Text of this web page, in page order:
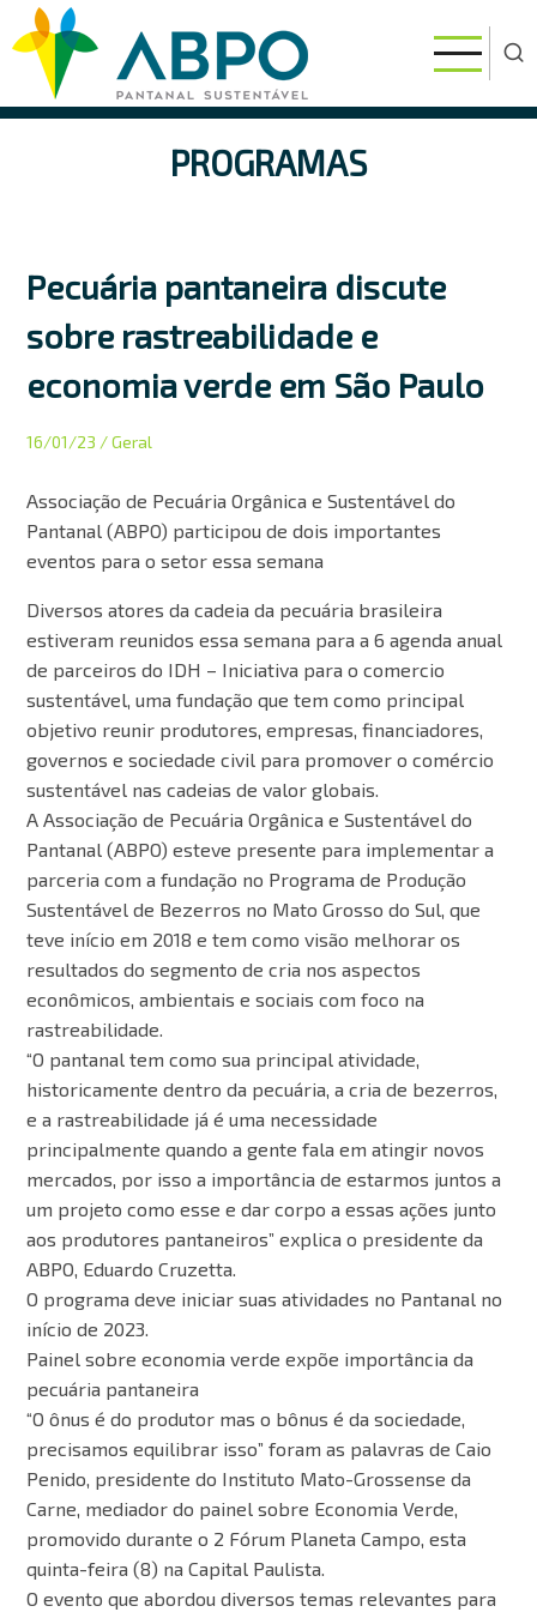
Pular
para
conteúdo
PROGRAMAS
Pecuária pantaneira discute
sobre rastreabilidade e
economia verde em São Paulo
16/01/23 / Geral
Associação de Pecuária Orgânica e Sustentável do
Pantanal (ABPO) participou de dois importantes
eventos para o setor essa semana
Diversos atores da cadeia da pecuária brasileira
estiveram reunidos essa semana para a 6 agenda anual
de parceiros do IDH – Iniciativa para o comercio
sustentável, uma fundação que tem como principal
objetivo reunir produtores, empresas, financiadores,
governos e sociedade civil para promover o comércio
sustentável nas cadeias de valor globais.
A Associação de Pecuária Orgânica e Sustentável do
Pantanal (ABPO) esteve presente para implementar a
parceria com a fundação no Programa de Produção
Sustentável de Bezerros no Mato Grosso do Sul, que
teve início em 2018 e tem como visão melhorar os
resultados do segmento de cria nos aspectos
econômicos, ambientais e sociais com foco na
rastreabilidade.
“O pantanal tem como sua principal atividade,
historicamente dentro da pecuária, a cria de bezerros,
e a rastreabilidade já é uma necessidade
principalmente quando a gente fala em atingir novos
mercados, por isso a importância de estarmos juntos a
um projeto como esse e dar corpo a essas ações junto
aos produtores pantaneiros” explica o presidente da
ABPO, Eduardo Cruzetta.
O programa deve iniciar suas atividades no Pantanal no
início de 2023.
Painel sobre economia verde expõe importância da
pecuária pantaneira
“O ônus é do produtor mas o bônus é da sociedade,
precisamos equilibrar isso” foram as palavras de Caio
Penido, presidente do Instituto Mato-Grossense da
Carne, mediador do painel sobre Economia Verde,
promovido durante o 2 Fórum Planeta Campo, esta
quinta-feira (8) na Capital Paulista.
O evento que abordou diversos temas relevantes para